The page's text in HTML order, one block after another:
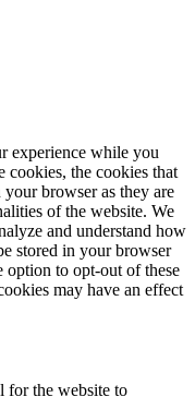
experience while you
cookies, the cookies that
your browser as they are
of the website. We
and understand how
stored in your browser
option to opt-out of these
may have an effect
for the website to